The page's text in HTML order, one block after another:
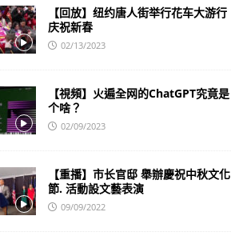
【回放】纽约唐人街举行花车大游行
庆祝新春
02/13/2023
【視頻】火遍全网的ChatGPT究竟是
个啥？
02/09/2023
【重播】市长官邸 舉辦慶祝中秋文化
節. 活動設文藝表演
09/09/2022